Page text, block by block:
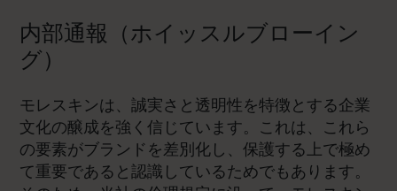
内部通報（ホイッスルブローイン
グ）
モレスキンは、誠実さと透明性を特徴とする企業
文化の醸成を強く信じています。これは、これら
の要素がブランドを差別化し、保護する上で極め
て重要であると認識しているためでもあります。